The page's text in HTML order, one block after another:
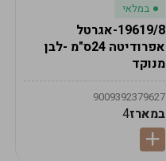
במלאי
19619/8-אגרטל
אפרודיטה 24ס"מ -לבן
מנוקד
9009392379627
במארז4